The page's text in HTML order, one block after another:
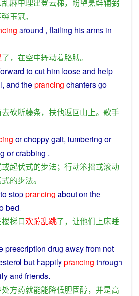
乱麻中理出登云梯， 盼望烹鲜辅弼
弹玉冠。
around , flailing hisarms in
了， 在空中舞动着胳膊。
tocut him loose and help
, and theprancing chanters go
去砍断藤条， 扶他返回山上。 歌手
orchoppygait, lumbering or
orcrabbing .
或起伏式的步法； 行动笨拙或滚动
式的步法。
tostopprancing abouton the
bed.
楼梯口欢蹦乱跳了， 让他们上床睡
prescription drug away from not
but happilyprancing through
and friends.
处方药就能能降低胆固醇， 并是高